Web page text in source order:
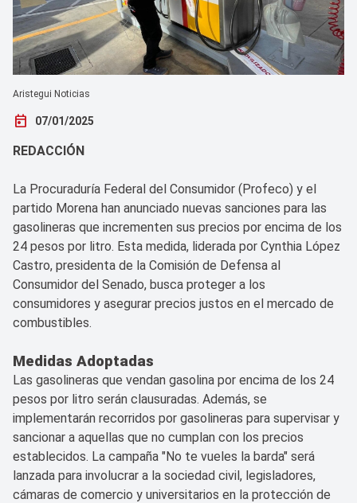
Aristegui Noticias
today 07/01/2025
REDACCIÓN
La Procuraduría Federal del Consumidor (Profeco) y el
partido Morena han anunciado nuevas sanciones para las
gasolineras que incrementen sus precios por encima de los
24 pesos por litro. Esta medida, liderada por Cynthia López
Castro, presidenta de la Comisión de Defensa al
Consumidor del Senado, busca proteger a los
consumidores y asegurar precios justos en el mercado de
combustibles.
Medidas Adoptadas
Las gasolineras que vendan gasolina por encima de los 24
pesos por litro serán clausuradas. Además, se
implementarán recorridos por gasolineras para supervisar y
sancionar a aquellas que no cumplan con los precios
establecidos. La campaña "No te vueles la barda" será
lanzada para involucrar a la sociedad civil, legisladores,
cámaras de comercio y universitarios en la protección de